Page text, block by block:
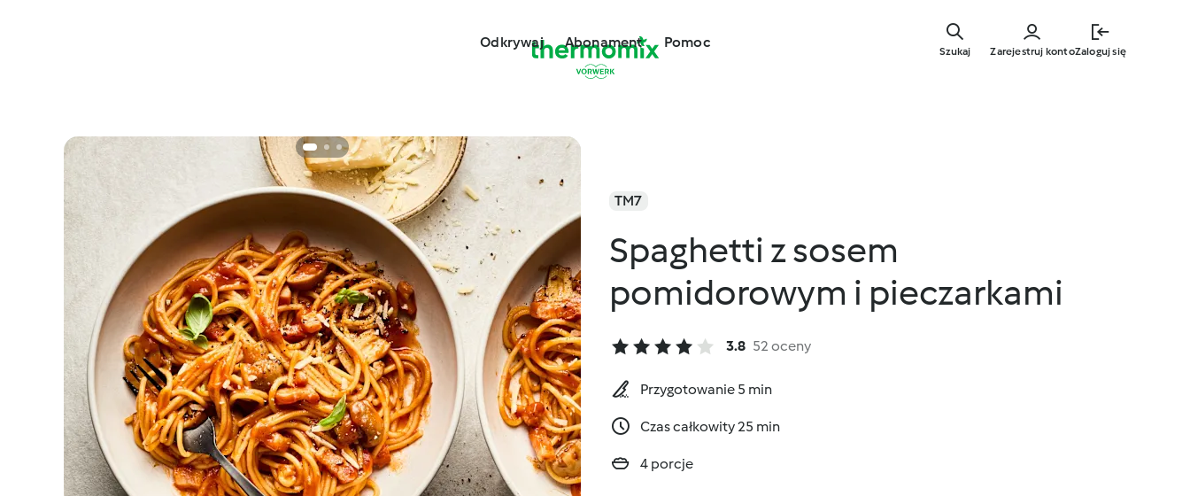
głównej
Odkrywaj Abonament Pomoc
Zarejestruj kontoZaloguj się
Szukaj
TM7
Spaghetti z sosem
pomidorowym i pieczarkami
3.8 52 oceny
Przygotowanie 5 min
Czas całkowity 25 min
4 porcje